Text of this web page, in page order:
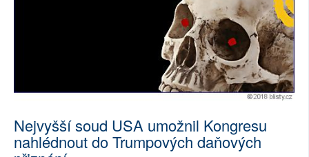
Nejvyšší soud USA umožnil Kongresu
nahlédnout do Trumpových daňových